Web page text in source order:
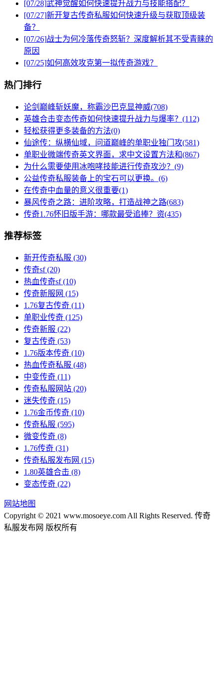
[07/28]武神觉醒如何快速提升战力与技能搭配？
[07/27]新开复古传奇私服如何快速升级与获取顶级装
备？
[07/26]战士为何冷落传奇怒斩？深度解析其不受青睐的
原因
[07/25]如何高效攻克第一拟传奇游戏？
热门排行
论剑巅峰斩妖魔，称霸沙巴克显神威(708)
英雄合击变态传奇如何快速提升战力与爆率？(112)
轻松获得更多装备的方法(0)
仙途传：纵横仙域，问道巅峰的单职业独门攻(581)
单职业微端传奇英文界面，求中文设置方法和(867)
为什么需要使用冰咆哮技能进行传奇攻沙？(9)
公益传奇私服装备上的宝石可以更换。(6)
在传奇中血量的意义很重要(1)
暴风传奇之路：进阶攻略，打造战神之路(683)
传奇1.76怀旧版手游：哪款最受追捧？资(435)
推荐标签
新开传奇私服 (30)
传奇sf(20)
热血传奇sf(10)
传奇新服网 (15)
1.76复古传奇 (11)
单职业传奇 (125)
传奇新服 (22)
复古传奇 (53)
1.76版本传奇 (10)
热血传奇私服 (48)
中变传奇 (11)
传奇私服网站 (20)
迷失传奇 (15)
1.76金币传奇 (10)
传奇私服 (595)
微变传奇 (8)
1.76传奇 (31)
传奇私服发布网 (15)
1.80英雄合击 (8)
变态传奇 (22)
网站地图
Copyright © 2021 www.mosoeye.com All Rights Reserved. 传奇
私服发布网 版权所有